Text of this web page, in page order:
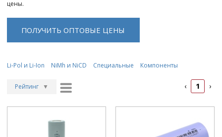
цены.
ПОЛУЧИТЬ ОПТОВЫЕ ЦЕНЫ
Li-Pol и Li-Ion NiMh и NiCD Специальные Компоненты
Рейтинг ▼
‹ 1 ›